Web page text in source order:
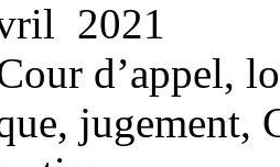
2021
d’appel,
jugement,